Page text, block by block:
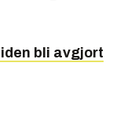
bli avgjort